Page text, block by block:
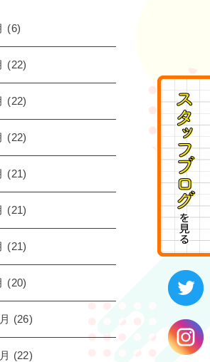
(6)
(22)
(22)
(22)
(21)
(21)
(21)
(20)
(26)
(22)